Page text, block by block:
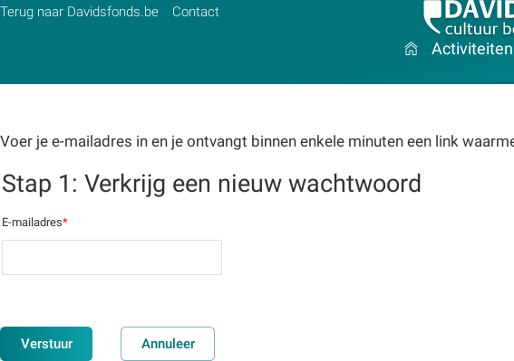
Terug naar Davidsfonds.be Contact
Activiteiten
Voer je e-mailadres in en je ontvangt binnen enkele minuten een link
Stap 1: Verkrijg een nieuw wachtwoord
E-mailadres*
Verstuur Annuleer
Zoek:
Zoeken